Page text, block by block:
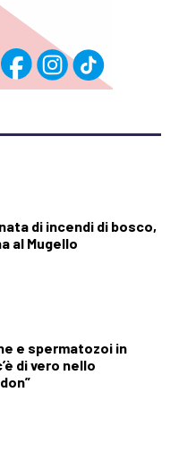
di incendi di bosco,
al Mugello
e spermatozoi in
di vero nello